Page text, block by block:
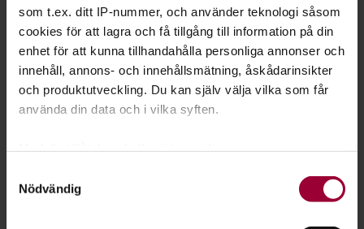
som t.ex. ditt IP-nummer, och använder teknologi såsom
cookies för att lagra och få tillgång till information på din
enhet för att kunna tillhandahålla personliga annonser och
innehåll, annons- och innehållsmätning, åskådarinsikter
och produktutveckling. Du kan själv välja vilka som får
använda din data och i vilka syften.
som kan ha en noggrannhet på upp till flera meter
Nödvändig